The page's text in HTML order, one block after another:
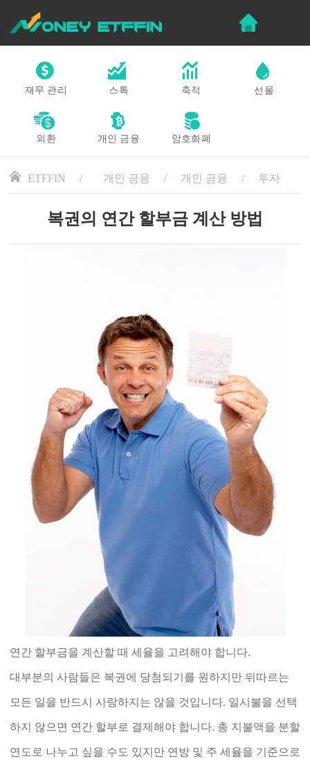
재무 관리 스톡 축적 선물
외환 개인 금융 암호화폐
ETFFIN 개인 금융 개인 금융 투자
복권의 연간 할부금 계산 방법
연간 할부금을 계산할 때 세율을 고려해야 합니다.
대부분의 사람들은 복권에 당첨되기를 원하지만 뒤따르는
모든 일을 반드시 사랑하지는 않을 것입니다. 일시불을 선택
하지 않으면 연간 할부로 결제해야 합니다. 총 지불액을 분할
연도로 나누고 싶을 수도 있지만 연방 및 주 세율을 기준으로